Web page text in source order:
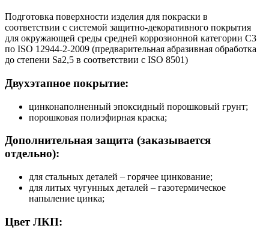
Подготовка поверхности изделия для покраски в
соответствии с системой защитно-декоративного покрытия
для окружающей среды средней коррозионной категории C3
по ISO 12944-2-2009 (предварительная абразивная обработка
до степени Sa2,5 в соответствии с ISO 8501)
Двухэтапное покрытие:
цинконаполненный эпоксидный порошковый грунт;
порошковая полиэфирная краска;
Дополнительная защита (заказывается
отдельно):
для стальных деталей – горячее цинкование;
для литых чугунных деталей – газотермическое
напыление цинка;
Цвет ЛКП: